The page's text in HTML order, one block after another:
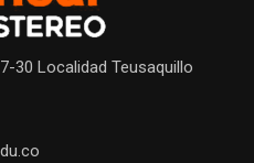
30 Localidad Teusaquillo